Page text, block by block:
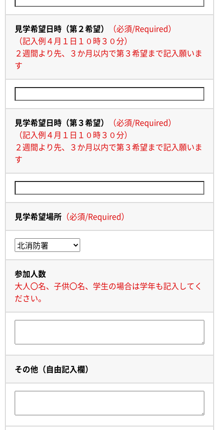
見学希望日時（第２希望） （必須/Required）
（記入例４月１日１０時３０分）
２週間より先、３か月以内で第３希望まで記入願いま
す
見学希望日時（第３希望） （必須/Required）
（記入例４月１日１０時３０分）
２週間より先、３か月以内で第３希望まで記入願いま
す
見学希望場所 （必須/Required）
参加人数
大人〇名、子供〇名、学生の場合は学年も記入してく
ださい。
その他（自由記入欄）